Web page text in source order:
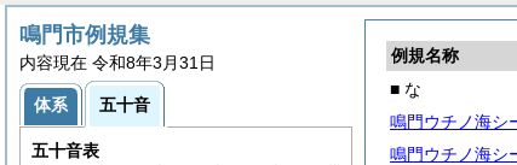
例規名称
■ な
鳴門ウチノ海シ
鳴門ウチノ海シ
鳴門市例規集
内容現在 令和8年3月31日
体系 五十音
五十音表